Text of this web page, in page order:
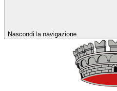
Nascondi la navigazione